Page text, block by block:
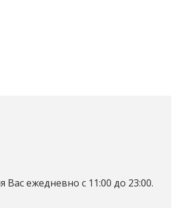
ежедневно с 11:00 до 23:00.